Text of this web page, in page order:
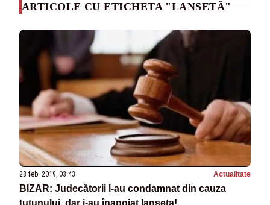
ARTICOLE CU ETICHETA "LANSETĂ"
28 feb. 2019, 03:43 Actualitate
BIZAR: Judecătorii l-au condamnat din cauza